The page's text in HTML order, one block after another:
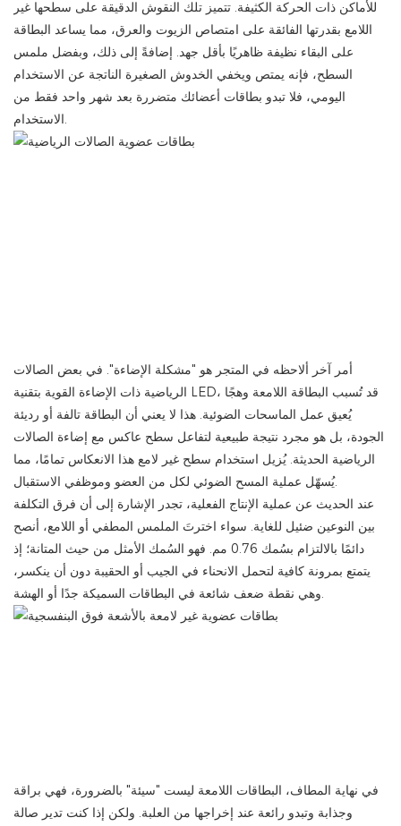
للأماكن ذات الحركة الكثيفة. تتميز تلك النقوش الدقيقة على سطحها غير
اللامع بقدرتها الفائقة على امتصاص الزيوت والعرق، مما يساعد البطاقة
على البقاء نظيفة ظاهريًا بأقل جهد. إضافةً إلى ذلك، وبفضل ملمس
السطح، فإنه يمتص ويخفي الخدوش الصغيرة الناتجة عن الاستخدام
اليومي، فلا تبدو بطاقات أعضائك متضررة بعد شهر واحد فقط من
الاستخدام.
أمر آخر ألاحظه في المتجر هو "مشكلة الإضاءة". في بعض الصالات
الرياضية ذات الإضاءة القوية بتقنية LED، قد تُسبب البطاقة اللامعة وهجًا
يُعيق عمل الماسحات الضوئية. هذا لا يعني أن البطاقة تالفة أو رديئة
الجودة، بل هو مجرد نتيجة طبيعية لتفاعل سطح عاكس مع إضاءة الصالات
الرياضية الحديثة. يُزيل استخدام سطح غير لامع هذا الانعكاس تمامًا، مما
يُسهّل عملية المسح الضوئي لكل من العضو وموظفي الاستقبال.
عند الحديث عن عملية الإنتاج الفعلية، تجدر الإشارة إلى أن فرق التكلفة
بين النوعين ضئيل للغاية. سواء اخترتَ الملمس المطفي أو اللامع، أنصح
دائمًا بالالتزام بسُمك 0.76 مم. فهو السُمك الأمثل من حيث المتانة؛ إذ
يتمتع بمرونة كافية لتحمل الانحناء في الجيب أو الحقيبة دون أن ينكسر،
وهي نقطة ضعف شائعة في البطاقات السميكة جدًا أو الهشة.
في نهاية المطاف، البطاقات اللامعة ليست "سيئة" بالضرورة، فهي براقة
وجذابة وتبدو رائعة عند إخراجها من العلبة. ولكن إذا كنت تدير صالة